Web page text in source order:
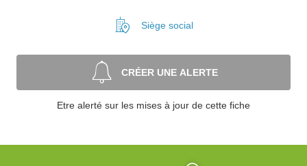
Siège social
CRÉER UNE ALERTE
Etre alerté sur les mises à jour de cette fiche